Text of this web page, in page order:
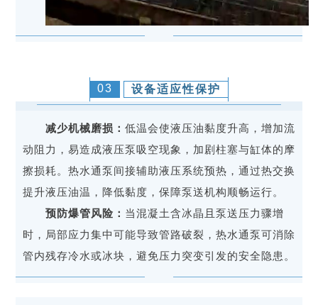
03 设备适应性保护
减少机械磨损： 低温会使液压油黏度升高，增加流
动阻力，易造成液压泵吸空现象，加剧柱塞与缸体的摩
擦损耗。热水通泵间接辅助液压系统预热，通过热交换
提升液压油温，降低黏度，保障泵送机构顺畅运行。
预防爆管风险： 当混凝土含冰晶且泵送压力骤增
时，局部应力集中可能导致管路破裂，热水通泵可消除
管内残存冷水或冰块，避免压力突变引发的安全隐患。